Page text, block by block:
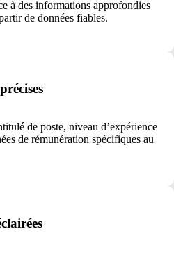
à des informations approfondies
de données fiables.
de poste, niveau d’expérience
de rémunération spécifiques au